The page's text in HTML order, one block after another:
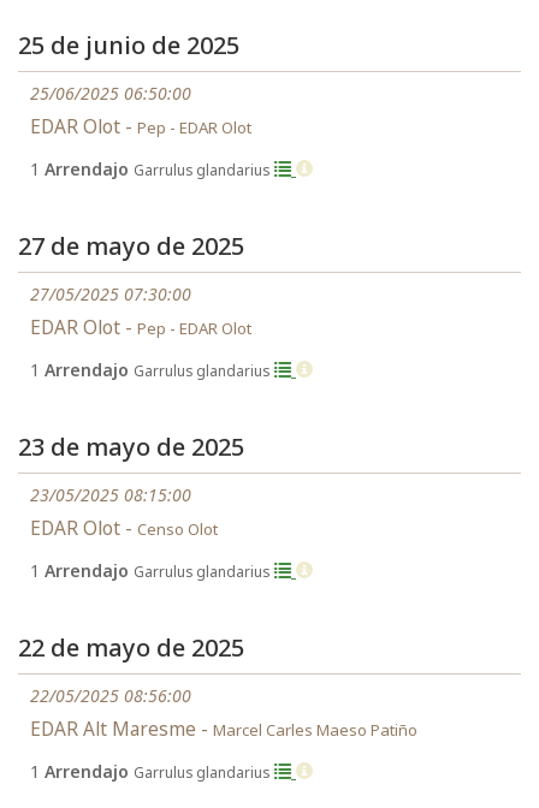
25 de junio de 2025
25/06/2025 06:50:00
EDAR Olot - Pep - EDAR Olot
1 Arrendajo Garrulus glandarius
27 de mayo de 2025
27/05/2025 07:30:00
EDAR Olot - Pep - EDAR Olot
1 Arrendajo Garrulus glandarius
23 de mayo de 2025
23/05/2025 08:15:00
EDAR Olot - Censo Olot
1 Arrendajo Garrulus glandarius
22 de mayo de 2025
22/05/2025 08:56:00
EDAR Alt Maresme - Marcel Carles Maeso Patiño
1 Arrendajo Garrulus glandarius